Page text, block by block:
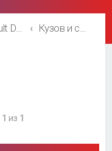
Renault Duster Кузов и салон
1 из 1